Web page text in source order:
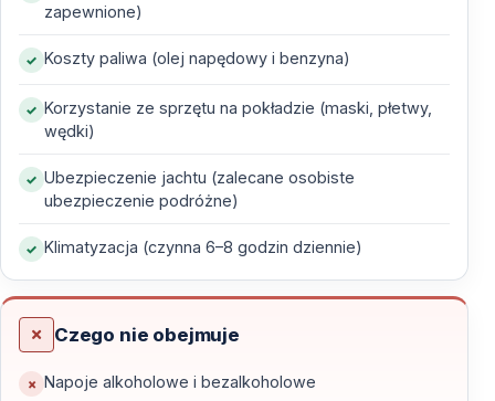
W dalszej części rejsu pojawiają się małe nadmorskie
miasteczka typowe dla Riwiery Tureckiej — kamienne
Noce spędzane są w cichych zatokach, gdzie jedynym
dźwiękiem jest delikatny szum morza.
Wkrótce pojawia się Kekova, jedno z najbardziej
czystą wodą widać pozostałości starożytnego
zatopionego miasta. Wejście na wzgórze z kamienną
twierdzą odsłania panoramę turkusowych zatok
rozsianych wzdłuż wybrzeża.
zapewnione)
Koszty paliwa (olej napędowy i benzyna)
Korzystanie ze sprzętu na pokładzie (maski, płetwy,
wędki)
Ubezpieczenie jachtu (zalecane osobiste
ubezpieczenie podróżne)
Klimatyzacja (czynna 6–8 godzin dziennie)
Czego nie obejmuje
Napoje alkoholowe i bezalkoholowe